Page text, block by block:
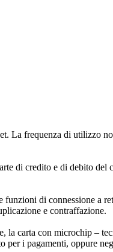
La frequenza di utilizzo
di credito e di debito
di connessione a
e contraffazione.
la carta con microchip –
per i pagamenti, oppure